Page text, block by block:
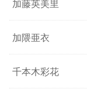
加藤英美里
加隈亜衣
千本木彩花